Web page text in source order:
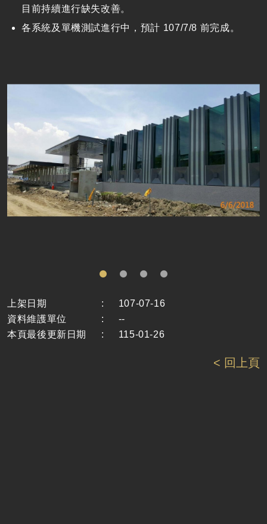
目前持續進行缺失改善。
各系統及單機測試進行中，預計 107/7/8 前完成。
上架日期 :
107-07-16
資料維護單位
:
--
本頁最後更新日期
: 115-01-26
< 回上頁